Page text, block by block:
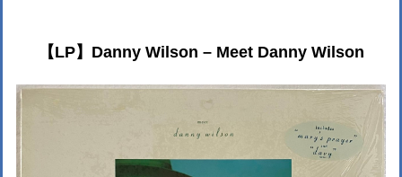
【LP】Danny Wilson – Meet Danny Wilson